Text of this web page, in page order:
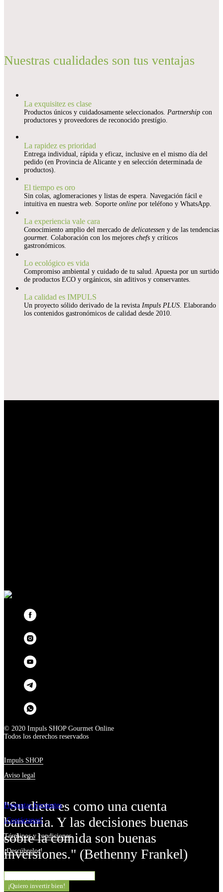
Nuestras cualidades son tus ventajas
La exquisitez es clase
Productos únicos y cuidadosamente seleccionados. Partnership con
productores y proveedores de reconocido prestígio.
La rapidez es prioridad
Entrega individual, rápida y eficaz, inclusive en el mismo día del
pedido (en Provincia de Alicante y en selección determinada de
productos).
El tiempo es oro
Sin colas, aglomeraciones y listas de espera. Navegación fácil e
intuitiva en nuestra web. Soporte online por teléfono y WhatsApp.
La experiencia vale cara
Conocimiento amplio del mercado de delicatessen y de las tendencias
gourmet . Colaboración con los mejores chefs y críticos
gastronómicos.
Lo ecológico es vida
Compromiso ambiental y cuidado de tu salud. Apuesta por un surtido
de productos ECO y orgánicos, sin aditivos y conservantes.
La calidad es IMPULS
Un proyecto sólido derivado de la revista Impuls PLUS . Elaborando
los contenidos gastronómicos de calidad desde 2010.
"Su dieta es como una cuenta
bancaria. Y las decisiones buenas
sobre la comida son buenas
inversiones." (Bethenny Frankel)
¡Quiero invertir bien!
© 2020 Impuls SHOP Gourmet Online
Todos los derechos reservados
Impuls SHOP
Aviso legal
Preguntas frecuentes
¡Contáctanos!
Términos y condiciones
¡Descúbrelos!
Política de cookies